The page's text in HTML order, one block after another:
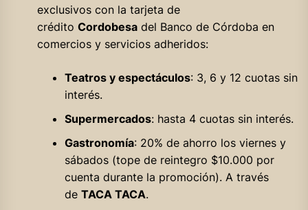
exclusivos con la tarjeta de
crédito Cordobesadel Banco de Córdoba en
comercios y servicios adheridos:
Teatros y espectáculos: 3, 6 y 12 cuotas sin
interés.
Supermercados: hasta 4 cuotas sin interés.
Gastronomía: 20% de ahorro los viernes y
sábados (tope de reintegro $10.000 por
cuenta durante la promoción). A través
de TACA TACA.